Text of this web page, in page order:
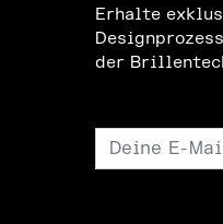
Erhalte
der